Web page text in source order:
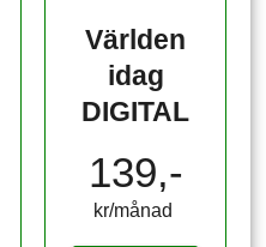
Världen
idag
DIGITAL
139,-
kr/månad ​​​​​​